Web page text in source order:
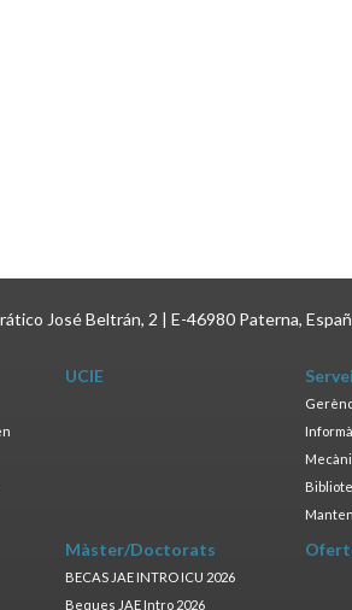
José Beltrán, 2 | E-46980 Paterna,
UCIE
Màster/Doctorats
BECAS JAE INTRO ICU 2026
Beques JAE Intro 2026